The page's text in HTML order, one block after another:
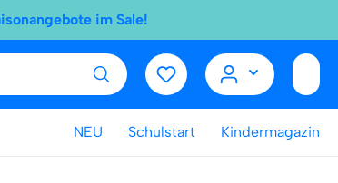
im Sale!
NEU Schulstart Kindermagazin